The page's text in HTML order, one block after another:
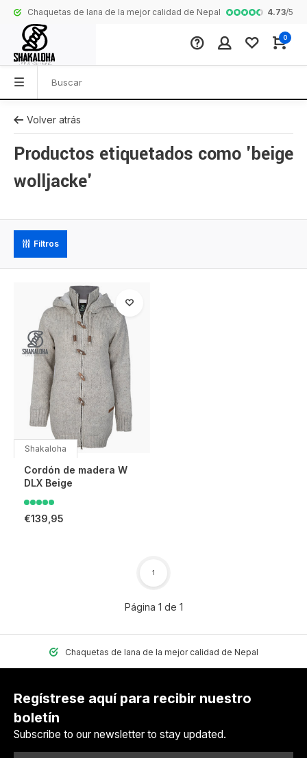
Chaquetas de lana de la mejor calidad de Nepal Colección
4.73/5
0
Volver atrás
Productos etiquetados como 'beige
wolljacke'
Filtros
Shakaloha
Cordón de madera W
DLX Beige
€139,95
Página 1 de 1
1
Chaquetas de lana de la mejor calidad de Nepal
Regístrese aquí para recibir nuestro
boletín
Subscribe to our newsletter to stay updated.